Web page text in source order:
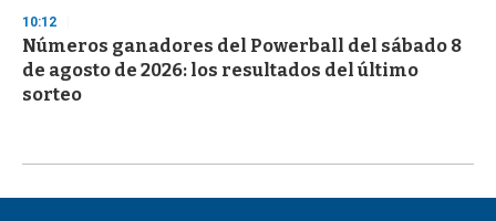
10:12
Números ganadores del Powerball del sábado 8
de agosto de 2026: los resultados del último
sorteo